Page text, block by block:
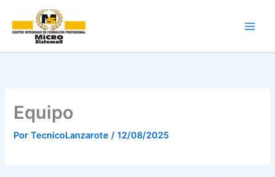
contenido
Equipo
PorTecnicoLanzarote/12/08/2025